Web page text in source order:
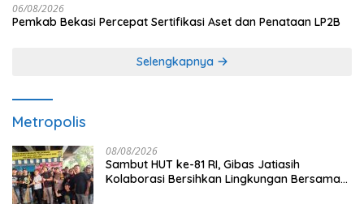
06/08/2026
Pemkab Bekasi Percepat Sertifikasi Aset dan Penataan LP2B
Selengkapnya
Metropolis
08/08/2026
Sambut HUT ke-81 RI, Gibas Jatiasih
Kolaborasi Bersihkan Lingkungan Bersama